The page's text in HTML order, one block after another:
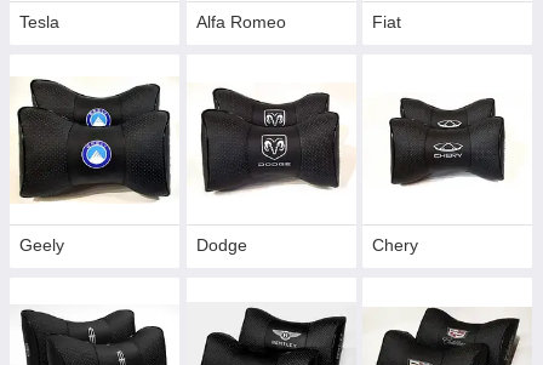
Tesla Alfa Romeo Fiat
Geely Dodge Chery